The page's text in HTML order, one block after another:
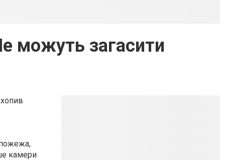
можуть загасити
камери